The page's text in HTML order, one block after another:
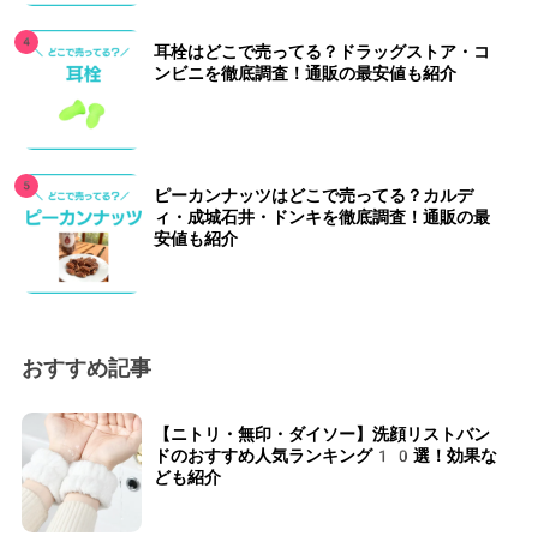
耳栓はどこで売ってる？ドラッグストア・コ
ンビニを徹底調査！通販の最安値も紹介
ピーカンナッツはどこで売ってる？カルデ
ィ・成城石井・ドンキを徹底調査！通販の最
安値も紹介
おすすめ記事
【ニトリ・無印・ダイソー】洗顔リストバン
ドのおすすめ人気ランキング10選！効果な
ども紹介